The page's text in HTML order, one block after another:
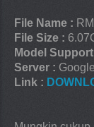
File Name :
File Size :
Model
Server :
Link :